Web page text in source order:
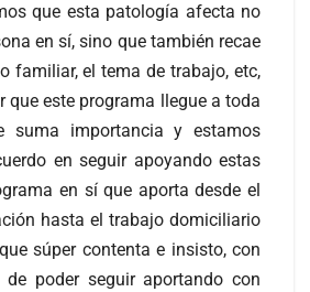
que esta patología afecta no
en sí, sino que también recae
familiar, el tema de trabajo, etc,
que este programa llegue a toda
suma importancia y estamos
en seguir apoyando estas
en sí que aporta desde el
hasta el trabajo domiciliario
súper contenta e insisto, con
poder seguir aportando con